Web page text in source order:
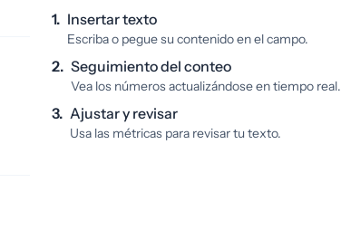
1. Insertar texto
Escriba o pegue su contenido en el campo.
2. Seguimiento del conteo
Vea los números actualizándose en tiempo real.
3. Ajustar y revisar
Usa las métricas para revisar tu texto.